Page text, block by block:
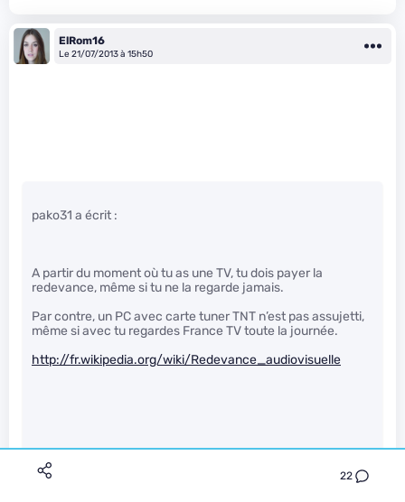
22
ElRom16
Le 21/07/2013 à 15h50
pako31 a écrit :
A partir du moment où tu as une TV, tu dois payer la
redevance, même si tu ne la regarde jamais.
Par contre, un PC avec carte tuner TNT n’est pas assujetti,
même si avec tu regardes France TV toute la journée.
http://fr.wikipedia.org/wiki/Redevance_audiovisuelle
Merci de la précision !